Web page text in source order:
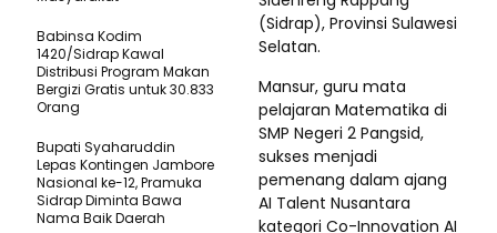
(Sidrap), Provinsi Sulawesi
Selatan.
Mansur, guru mata
pelajaran Matematika di
SMP Negeri 2 Pangsid,
sukses menjadi
pemenang dalam ajang
AI Talent Nusantara
kategori Co-Innovation AI
Babinsa Kodim
1420/Sidrap Kawal
Distribusi Program Makan
Bergizi Gratis untuk 30.833
Orang
Bupati Syaharuddin
Lepas Kontingen Jambore
Nasional ke-12, Pramuka
Sidrap Diminta Bawa
Nama Baik Daerah